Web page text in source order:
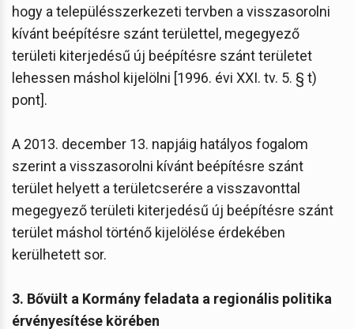
hogy a településszerkezeti tervben a visszasorolni
kívánt beépítésre szánt területtel, megegyező
területi kiterjedésű új beépítésre szánt területet
lehessen máshol kijelölni [1996. évi XXI. tv. 5. § t)
pont].
A 2013. december 13. napjáig hatályos fogalom
szerint a visszasorolni kívánt beépítésre szánt
terület helyett a területcserére a visszavonttal
megegyező területi kiterjedésű új beépítésre szánt
terület máshol történő kijelölése érdekében
kerülhetett sor.
3. Bővült a Kormány feladata a regionális politika
érvényesítése körében